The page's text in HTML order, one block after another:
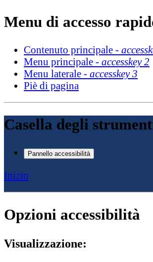
Menu di accesso
Contenuto principale -
Menu principale - accesskey 2
Menu laterale - accesskey 3
Piè di pagina
Casella degli
Pannello accessibilità
Inizio
Opzioni accessibilità
Visualizzazione: